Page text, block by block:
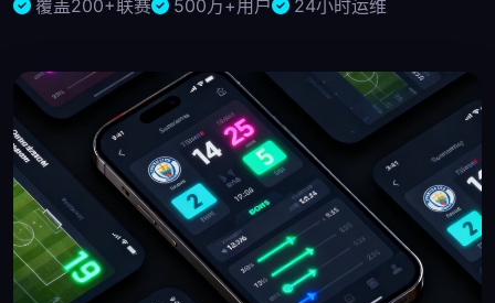
覆盖200+联赛 500万+用户 24小时运维